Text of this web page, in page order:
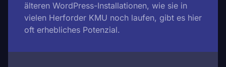
älteren WordPress-Installationen, wie sie in
vielen Herforder KMU noch laufen, gibt es hier
oft erhebliches Potenzial.